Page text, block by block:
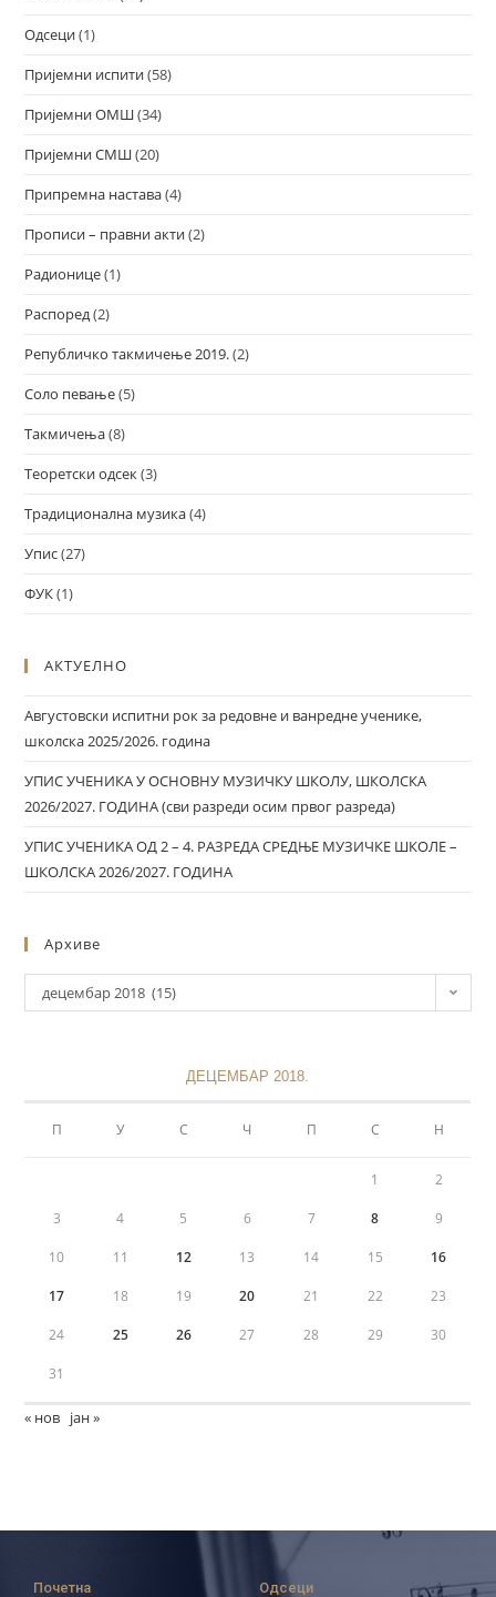
Одсеци(1)
Пријемни испити(58)
Пријемни ОМШ(34)
Пријемни СМШ(20)
Припремна настава(4)
Прописи – правни акти(2)
Радионице(1)
Распоред(2)
Републичко такмичење 2019.(2)
Соло певање(5)
Такмичења(8)
Теоретски одсек(3)
Традиционална музика(4)
Упис(27)
ФУК(1)
АКТУЕЛНО
Августовски испитни рок за редовне и ванредне ученике,
школска 2025/2026. година
УПИС УЧЕНИКА У ОСНОВНУ МУЗИЧКУ ШКОЛУ, ШКОЛСКА
2026/2027. ГОДИНА (сви разреди осим првог разреда)
УПИС УЧЕНИКА ОД 2 – 4. РАЗРЕДА СРЕДЊЕ МУЗИЧКЕ ШКОЛЕ –
ШКОЛСКА 2026/2027. ГОДИНА
Архиве
децембар 2018 (15)
ДЕЦЕМБАР 2018.
П У С Ч П С Н
1 2
3 4 5 6 7 8 9
10 11 12 13 14 15 16
17 18 19 20 21 22 23
24 25 26 27 28 29 30
31
« нов јан »
Почетна Одсеци